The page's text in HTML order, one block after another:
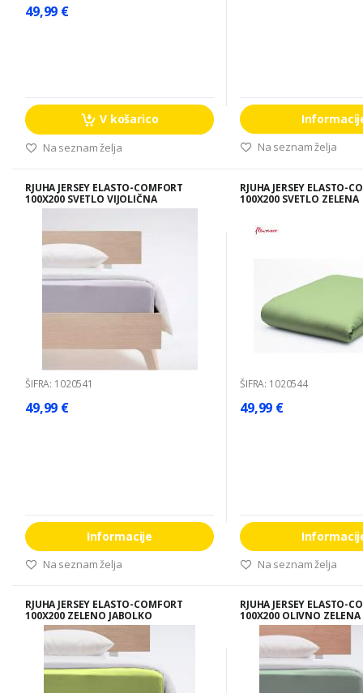
49,99 €
V košarico
Na seznam želja Na seznam želja
RJUHA JERSEY ELASTO-COMFORT
100X200 SVETLO VIJOLIČNA
ŠIFRA: 1020541
49,99 €
Informacije
Na seznam želja
RJUHA JERSEY ELASTO-
100X200 SVETLO ZELENA
ŠIFRA: 1020544
49,99 €
Na seznam želja
RJUHA JERSEY ELASTO-COMFORT
100X200 ZELENO JABOLKO
RJUHA JERSEY ELASTO-
100X200 OLIVNO ZELENA